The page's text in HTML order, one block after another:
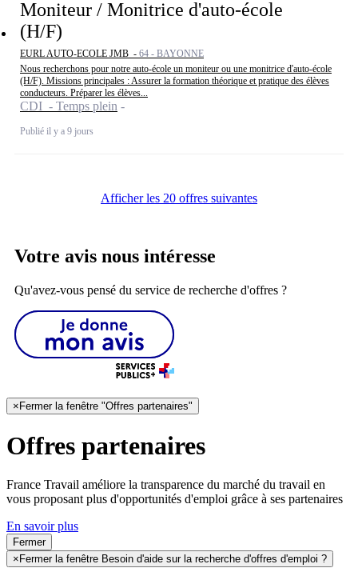
Moniteur / Monitrice d'auto-école
(H/F)
EURL AUTO-ECOLE JMB - 64 - BAYONNE
Nous recherchons pour notre auto-école un moniteur ou une monitrice d'auto-école
(H/F). Missions principales : Assurer la formation théorique et pratique des élèves
conducteurs. Préparer les élèves...
CDI - Temps plein
Publié il y a 9 jours
Afficher les 20 offres suivantes
Votre avis nous intéresse
Qu'avez-vous pensé du service de recherche d'offres ?
×Fermer la fenêtre "Offres partenaires"
Offres partenaires
France Travail améliore la transparence du marché du travail en
vous proposant plus d'opportunités d'emploi grâce à ses partenaires
En savoir plus
Fermer
× Fermer la fenêtre Besoin d'aide sur la recherche d'offres d'emploi ?